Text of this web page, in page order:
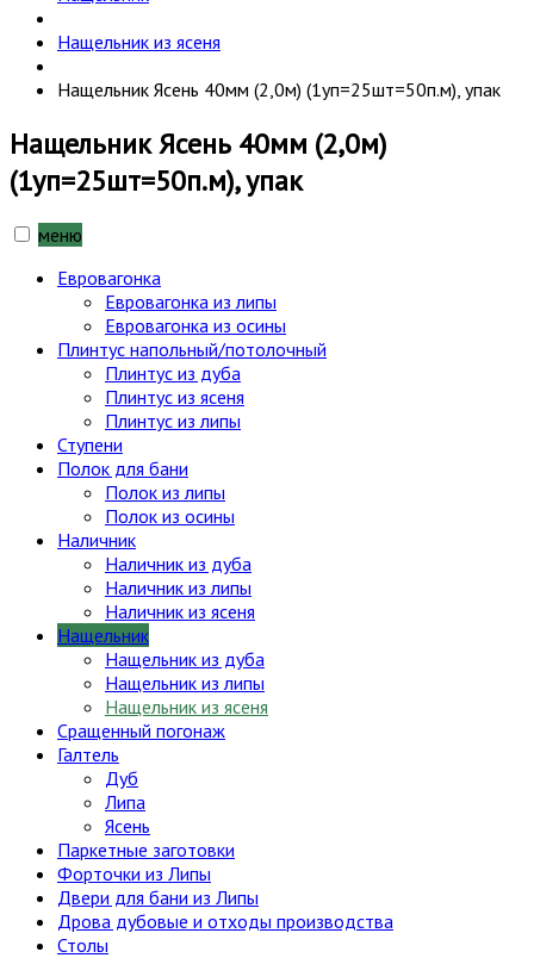
Нащельник из ясеня
Нащельник Ясень 40мм (2,0м) (1уп=25шт=50п.м), упак
Нащельник Ясень 40мм (2,0м)
(1уп=25шт=50п.м), упак
меню
Евровагонка
Евровагонка из липы
Евровагонка из осины
Плинтус напольный/потолочный
Плинтус из дуба
Плинтус из ясеня
Плинтус из липы
Ступени
Полок для бани
Полок из липы
Полок из осины
Наличник
Наличник из дуба
Наличник из липы
Наличник из ясеня
Нащельник
Нащельник из дуба
Нащельник из липы
Нащельник из ясеня
Сращенный погонаж
Галтель
Дуб
Липа
Ясень
Паркетные заготовки
Форточки из Липы
Двери для бани из Липы
Дрова дубовые и отходы производства
Столы